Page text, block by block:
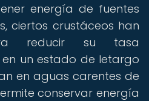
energía de fuentes
ciertos crustáceos han
reducir su tasa
un estado de letargo
en aguas carentes de
conservar energía